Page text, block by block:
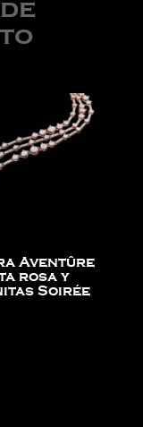
Aventûre
rosa y
Soirée